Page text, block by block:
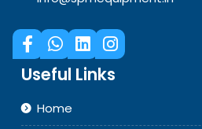
Useful Links
Home